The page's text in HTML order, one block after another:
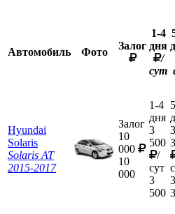
Автомобиль Фото
Залог
1-4
дня
/
сут
Hyundai
Solaris
Solaris AT
2015-2017
Залог
10
000
10
000
1-4
дня
3
500
/
сут
3
500
3
3